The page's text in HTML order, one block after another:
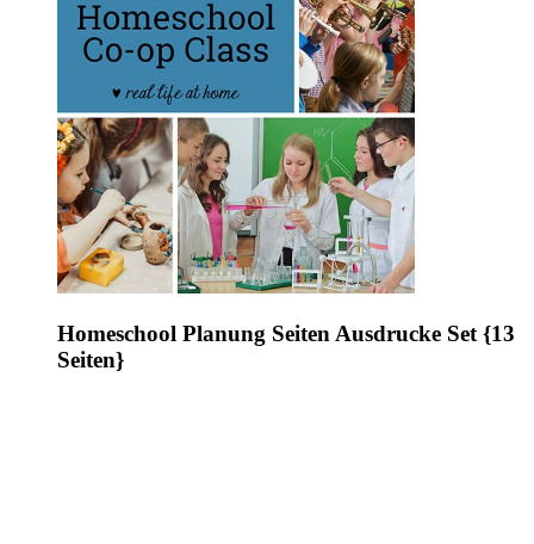
Homeschool Planung Seiten Ausdrucke Set {13
Seiten}